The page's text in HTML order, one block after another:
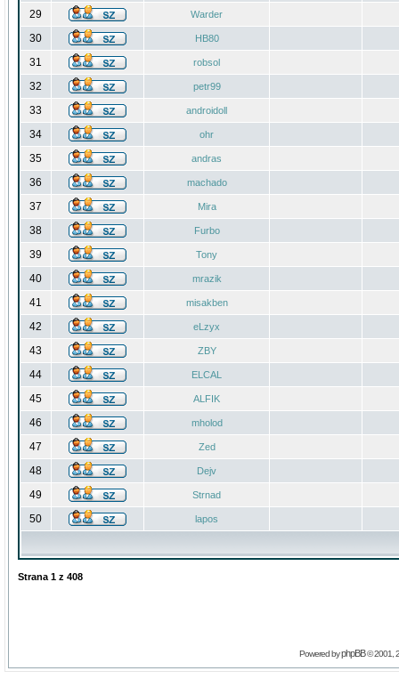
29 Warder
30 HB80
31 robsol
32 petr99
33 androidoll
34 ohr
35 andras
36 machado
37 Mira
38 Furbo
39 Tony
40 mrazik
41 misakben
42 eLzyx
43 ZBY
44 ELCAL
45 ALFIK
46 mholod
47 Zed
48 Dejv
49 Strnad
50 lapos
Strana 1 z 408
Powered byphpBB© 2001,